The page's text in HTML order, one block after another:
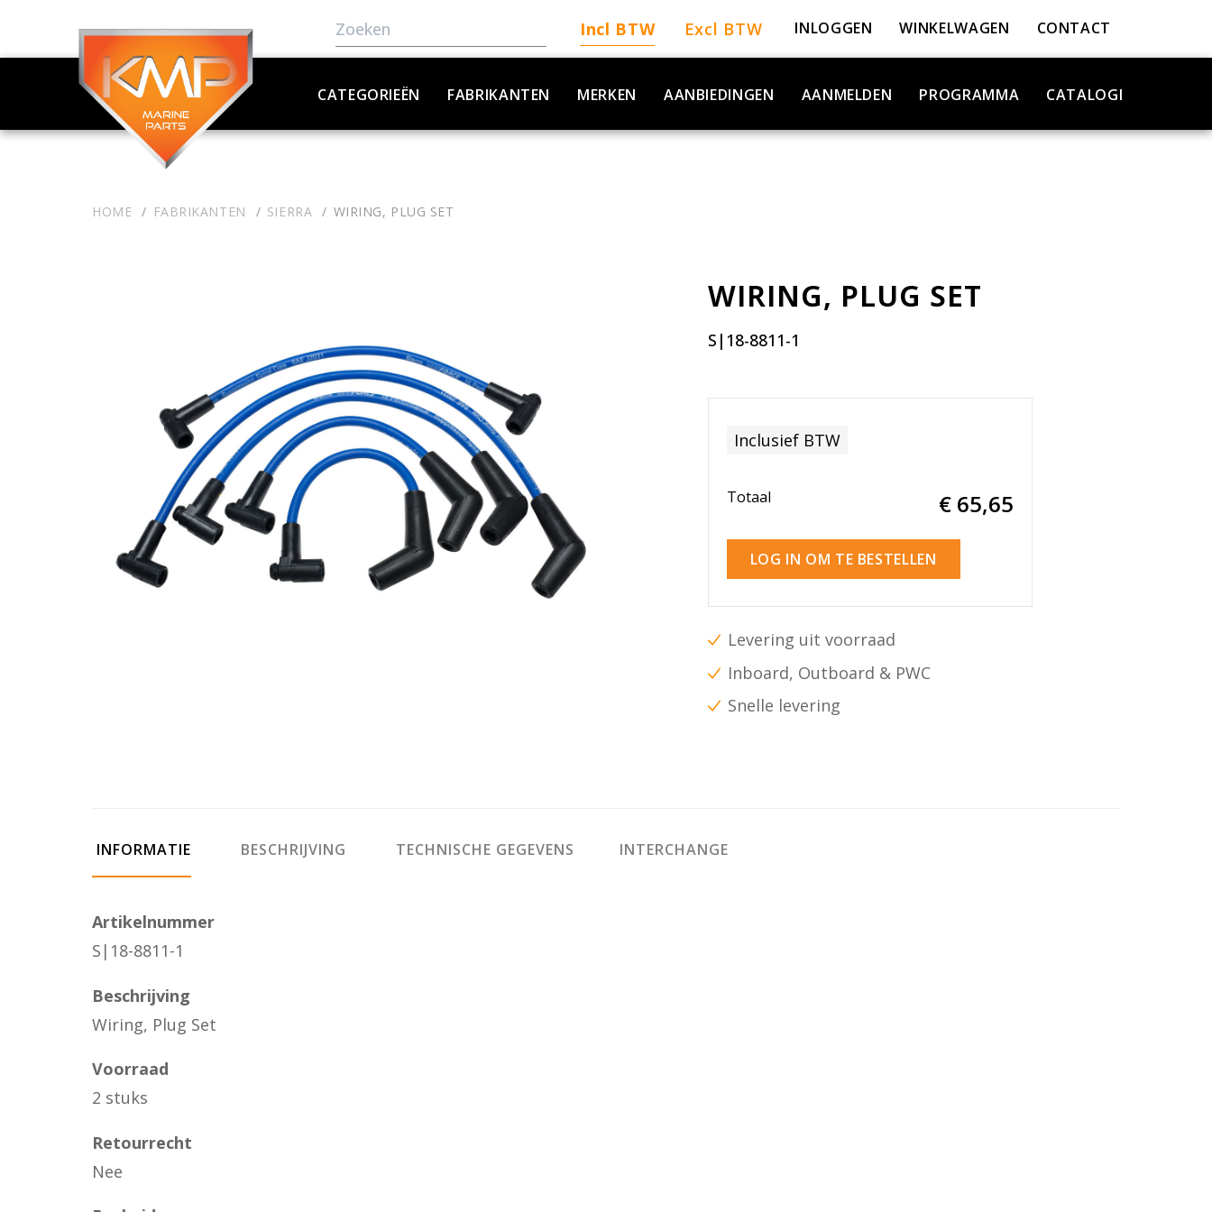
Incl BTW Excl BTW INLOGGEN WINKELWAGEN CONTACT
CATEGORIEËN FABRIKANTEN MERKEN AANBIEDINGEN AANMELDEN PROGRAMMA CATALOGI
HOME FABRIKANTEN SIERRA WIRING, PLUG SET
WIRING, PLUG SET
S|18-8811-1
Inclusief BTW
Totaal € 65,65
LOG IN OM TE BESTELLEN
Levering uit voorraad
Inboard, Outboard & PWC
Snelle levering
INFORMATIE BESCHRIJVING TECHNISCHE GEGEVENS INTERCHANGE
Artikelnummer
S|18-8811-1
Beschrijving
Wiring, Plug Set
Voorraad
2 stuks
Retourrecht
Nee